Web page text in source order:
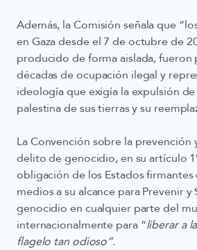
Además, la Comisión señala que
en Gaza desde el 7 de octubre de
producido de forma aislada,
décadas de ocupación ilegal y
ideología que exigía la expulsión
palestina de sus tierras y su
La Convención sobre la prevención
delito de genocidio, en su artículo
obligación de los Estados
medios a su alcance para Prevenir y
genocidio en cualquier parte del
internacionalmente para “liberar a
flagelo tan odioso”.